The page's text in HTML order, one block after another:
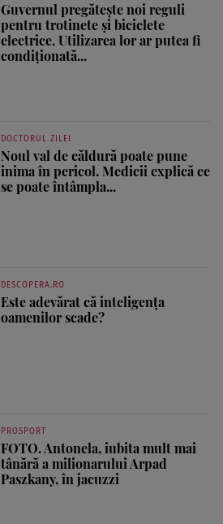
Guvernul pregătește noi reguli
pentru trotinete și biciclete
electrice. Utilizarea lor ar putea fi
condiționată...
DOCTORUL ZILEI
Noul val de căldură poate pune
inima în pericol. Medicii explică ce
se poate întâmpla...
DESCOPERA.RO
Este adevărat că inteligența
oamenilor scade?
PROSPORT
FOTO. Antonela, iubita mult mai
tânără a milionarului Arpad
Paszkany, în jacuzzi